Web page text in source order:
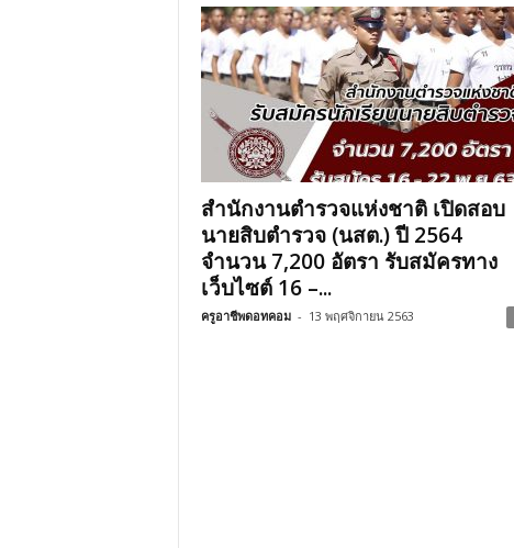
สำนักงานตำรวจแห่งชาติ เปิดสอบ
นายสิบตำรวจ (นสต.) ปี 2564
จำนวน 7,200 อัตรา รับสมัครทาง
เว็บไซต์ 16 –...
ครูอาชีพดอทคอม - 13 พฤศจิกายน 2563